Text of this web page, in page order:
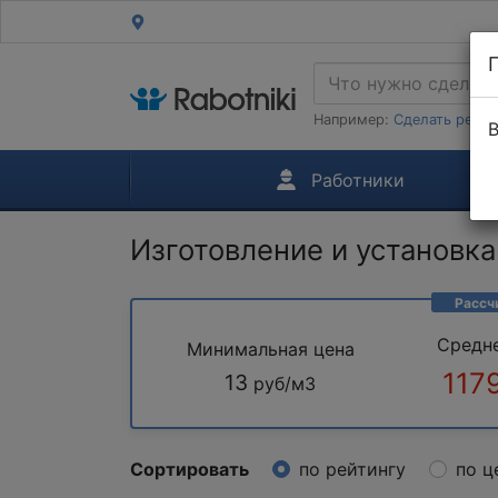
Например: Сделать
Работники
Изготовление и
Минимальная цена
13 руб/м3
Сортировать по рейтингу по